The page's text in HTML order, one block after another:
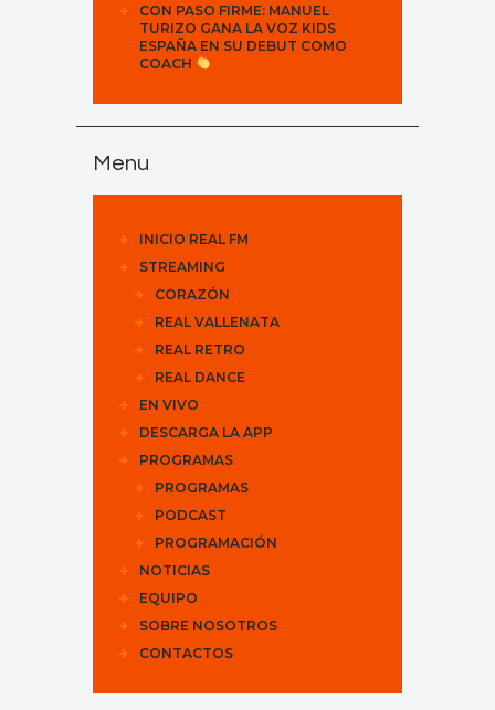
CON PASO FIRME: MANUEL
TURIZO GANA LA VOZ KIDS
ESPAÑA EN SU DEBUT COMO
COACH
Menu
INICIO REAL FM
STREAMING
CORAZÓN
REAL VALLENATA
REAL RETRO
REAL DANCE
EN VIVO
DESCARGA LA APP
PROGRAMAS
PROGRAMAS
PODCAST
PROGRAMACIÓN
NOTICIAS
EQUIPO
SOBRE NOSOTROS
CONTACTOS